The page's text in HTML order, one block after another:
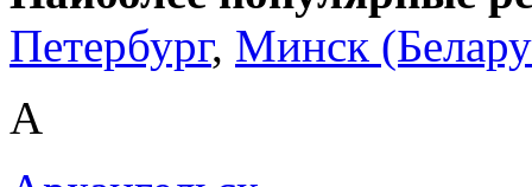
Петербург, Минск
А